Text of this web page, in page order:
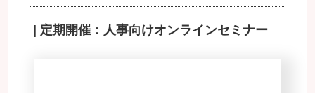
| 定期開催：人事向けオンラインセミナー